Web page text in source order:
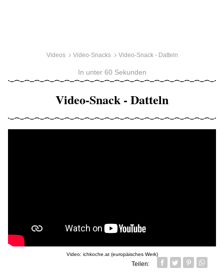
Videos Video-Snacks Video-Snack - Datteln
In unter 60 Sekunden
Video-Snack - Datteln
Video: ichkoche.at (europäisches Werk)
Teilen:
Facebook
TwitterPin it